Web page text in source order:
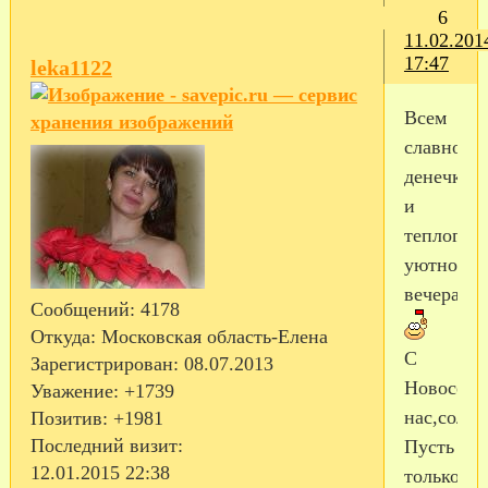
6
17:47
leka1122
Сообщений: 4178
Откуда: Московская область-Елена
Зарегистрирован: 08.07.2013
Уважение: +1739
Позитив: +1981
Последний визит:
12.01.2015 22:38
Всем
славного
денечка
и
теплого
уютного
вечера!!!
С
Пусть
только